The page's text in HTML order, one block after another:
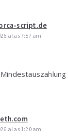
script.de
a las 7:57 am
a las 1:20 am